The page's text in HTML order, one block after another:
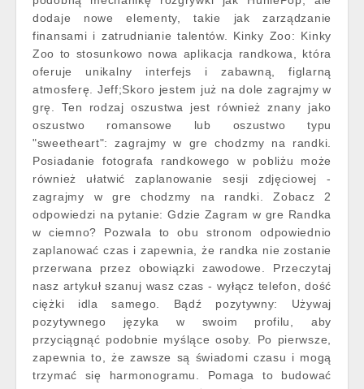
dodaje nowe elementy, takie jak zarządzanie
finansami i zatrudnianie talentów. Kinky Zoo: Kinky
Zoo to stosunkowo nowa aplikacja randkowa, która
oferuje unikalny interfejs i zabawną, figlarną
atmosferę. Jeff;Skoro jestem już na dole zagrajmy w
grę. Ten rodzaj oszustwa jest również znany jako
oszustwo romansowe lub oszustwo typu
"sweetheart": zagrajmy w gre chodzmy na randki.
Posiadanie fotografa randkowego w pobliżu może
również ułatwić zaplanowanie sesji zdjęciowej -
zagrajmy w gre chodzmy na randki. Zobacz 2
odpowiedzi na pytanie: Gdzie Zagram w gre Randka
w ciemno? Pozwala to obu stronom odpowiednio
zaplanować czas i zapewnia, że randka nie zostanie
przerwana przez obowiązki zawodowe. Przeczytaj
nasz artykuł szanuj wasz czas - wyłącz telefon, dość
ciężki idla samego. Bądź pozytywny: Używaj
pozytywnego języka w swoim profilu, aby
przyciągnąć podobnie myślące osoby. Po pierwsze,
zapewnia to, że zawsze są świadomi czasu i mogą
trzymać się harmonogramu. Pomaga to budować